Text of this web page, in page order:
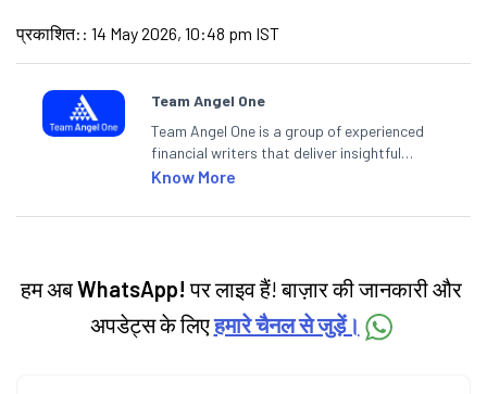
प्रकाशित: : 14 May 2026, 10:48 pm IST
Team Angel One
Team Angel One is a group of experienced
financial writers that deliver insightful
articles on the stock market, IPO, economy,
categories.
Know More
हम अबWhatsApp! पर लाइव हैं! बाज़ार की जानकारी और
अपडेट्स के लिएहमारे चैनल से जुड़ें।